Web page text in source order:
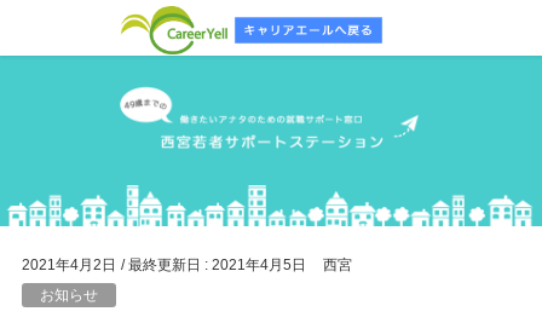
2021年4月2日 / 最終更新日 : 2021年4月5日
西宮
お知らせ